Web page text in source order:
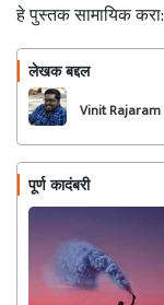
हे पुस्तक सामायिक करा:
लेखक बद्दल
Vinit Rajaram
Dhanawade
पूर्ण कादंबरी